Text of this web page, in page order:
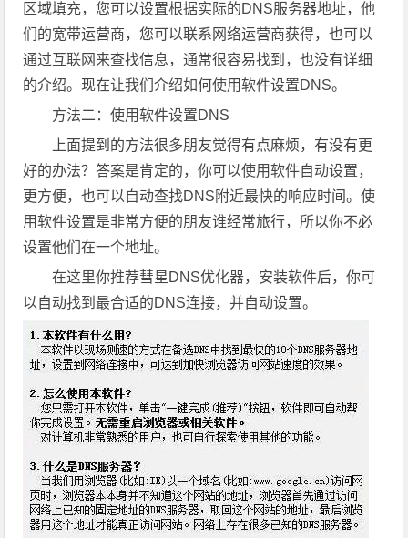
区域填充，您可以设置根据实际的DNS服务器地址，他
们的宽带运营商，您可以联系网络运营商获得，也可以
通过互联网来查找信息，通常很容易找到，也没有详细
的介绍。现在让我们介绍如何使用软件设置DNS。
方法二：使用软件设置DNS
上面提到的方法很多朋友觉得有点麻烦，有没有更
好的办法？答案是肯定的，你可以使用软件自动设置，
更方便，也可以自动查找DNS附近最快的响应时间。使
用软件设置是非常方便的朋友谁经常旅行，所以你不必
设置他们在一个地址。
在这里你推荐彗星DNS优化器，安装软件后，你可
以自动找到最合适的DNS连接，并自动设置。